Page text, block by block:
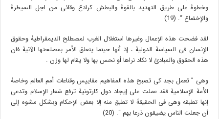
وخطوۀ على طریق التهدید بالقوۀ والبطش کرادع وقائی من اجل السیطرۀ
والإخضاع “. (19)
لقد فضحت هذه الإعمال وغیرها استغلال الغرب لمصطلح الدیمقراطیۀ وحقوق
الإنسان فی السیاسۀ الدولیۀ ، إذ أنها حینما یتعلق الأمر بمصلحتها الآنیۀ فان
هذه الحقوق والمبادئ لا نکاد نراها أو نحس بها ولا یقام لها وزن .
وهی ” تعمل بجد کی تصبح هذه المفاهیم مقاییس وقناعات أمم العالم وخاصۀ
الأمۀ الإسلامیۀ فقد عملت على إیجاد دول کارتونیۀ ترفع شعار الإسلام وتدعی
إنها تطبقه وهی فی الحقیقۀ لا تطبق منه إلا بعض الإحکام وبشکل مشوه إلى
أن جعلت الناس یضیقون ذرعا بهم “. (20)